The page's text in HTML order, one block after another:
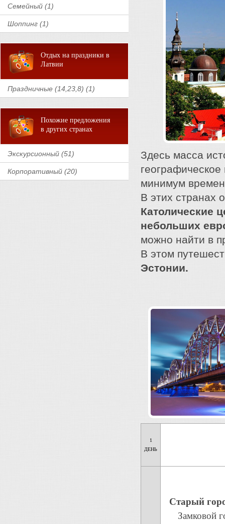
Семейный (1)
Шоппинг (1)
Отдых на праздники в
Латвии
Праздничные (14,23,8) (1)
Похожие предложения
в других странах
Экскурсионный (51)
Корпоративный (20)
Здесь масса
минимум
В этих странах
Католические
небольших
можно найти в
В этом
Эстонии.
1
ДЕНЬ
Старый
Замковой